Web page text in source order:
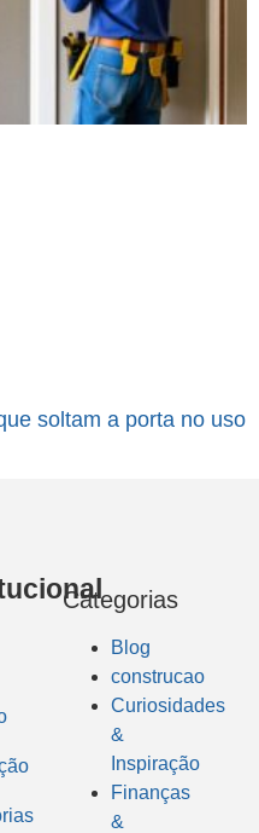
soltam a porta no uso
Categorias
Blog
construcao
Curiosidades
&
Inspiração
Finanças
&